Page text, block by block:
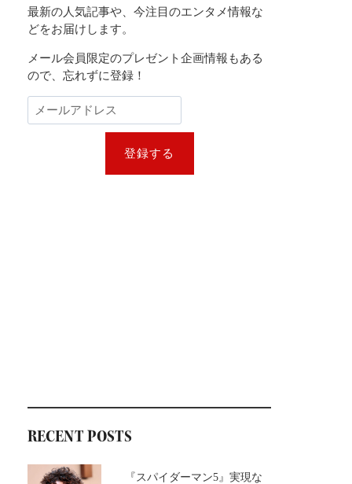
最新の人気記事や、今注目のエンタメ情報な
どをお届けします。
メール会員限定のプレゼント企画情報もある
ので、忘れずに登録！
登録する
RECENT POSTS
『スパイダーマン5』実現な